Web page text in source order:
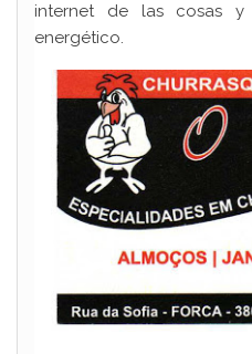
internet de las cosas
energético.